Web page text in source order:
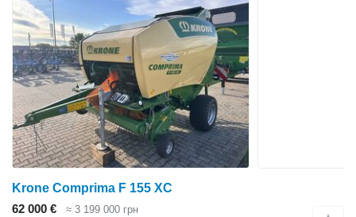
Krone Comprima F 155 XC
62 000 €
≈ 3 199 000 грн